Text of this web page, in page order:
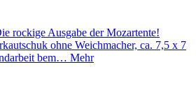
rockige Ausgabe der Mozartente!
ohne Weichmacher, ca. 7,5 x 7
bem… Mehr